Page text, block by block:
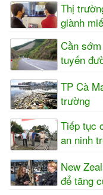
Thị
giành
Cần
tuyến
TP Cà
trường
Tiếp tục
an ninh
New
để tăng